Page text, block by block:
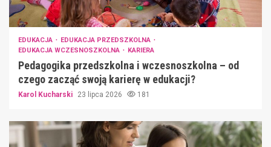
EDUKACJA
EDUKACJA PRZEDSZKOLNA
EDUKACJA WCZESNOSZKOLNA
KARIERA
Pedagogika przedszkolna i wczesnoszkolna – od
czego zacząć swoją karierę w edukacji?
Karol Kucharski 23 lipca 2026 181